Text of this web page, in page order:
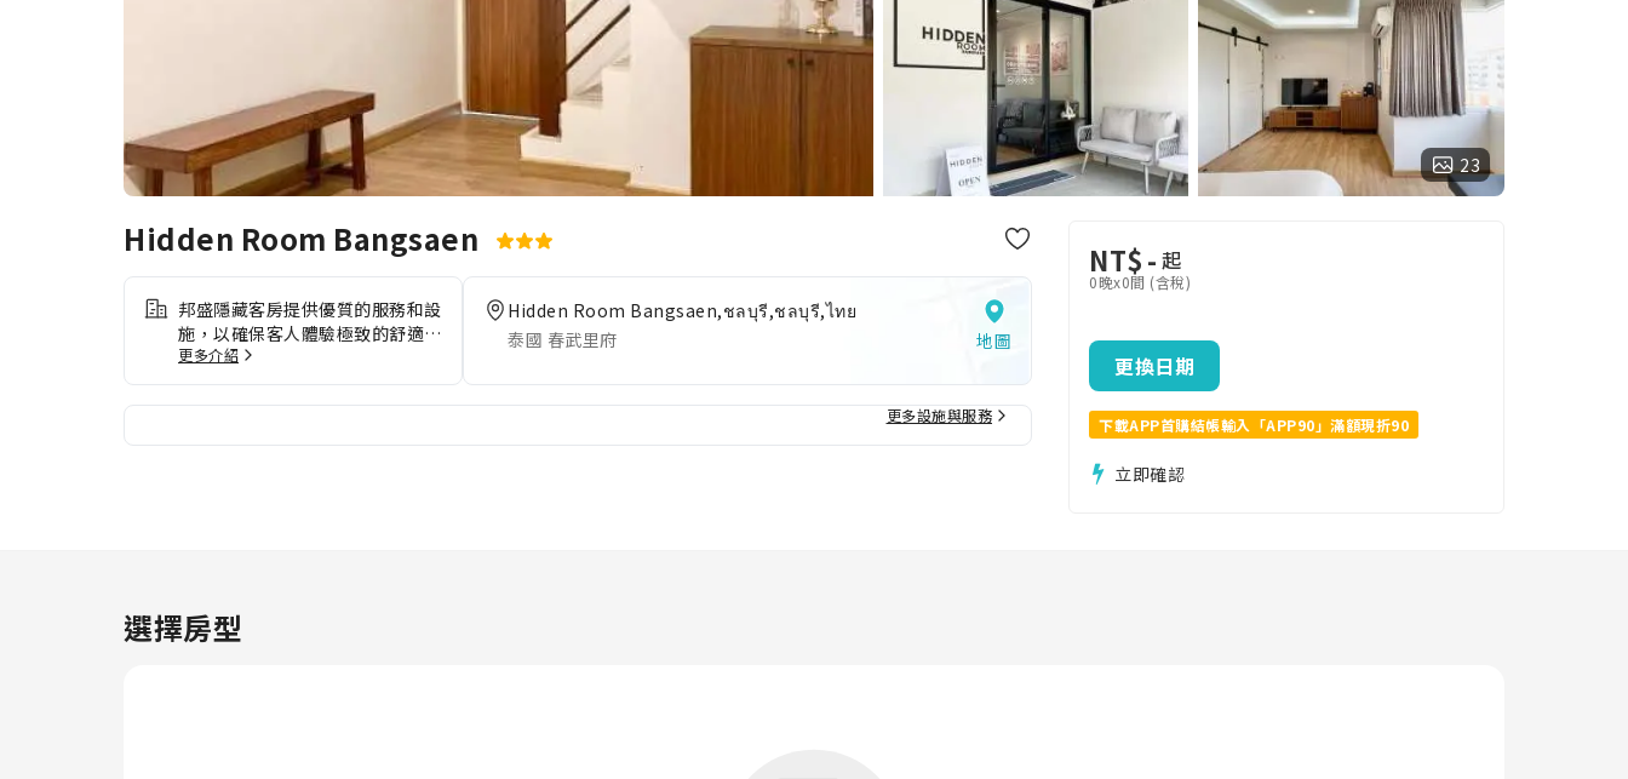
23
Hidden Room Bangsaen
邦盛隱藏客房提供優質的服務和設
施，以確保客人體驗極致的舒適。
在住宿期間使用免費網路以保持訊
息暢通。對於長時間旅行或有需要
的旅客，洗衣服務可確保您喜愛的
日報紙或電視，以供客人娛樂及享
受。請放心，住宿會滿足您攝取水
更多介紹
Hidden Room Bangsaen,ชลบุรี,ชลบุรี,ไทย
泰國 春武里府
地圖
更多設施與服務
NT$- 起
0晚x0間 (含稅)
更換日期
下載APP首購結帳輸入「APP90」滿額現折90
立即確認
選擇房型